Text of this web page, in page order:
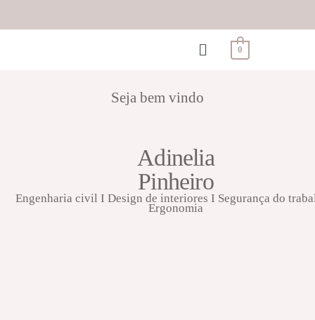
0
Seja bem vindo
Adinelia
Pinheiro
Engenharia civil I Design de interiores I Segurança do
Ergonomia